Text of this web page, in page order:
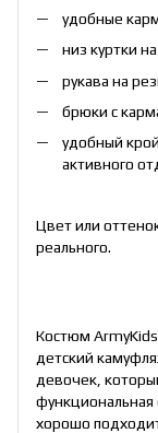
удобные
низ куртки
рукава на
брюки с
удобный
активного
Цвет или
реального.
Костюм
детский
девочек,
хорошо